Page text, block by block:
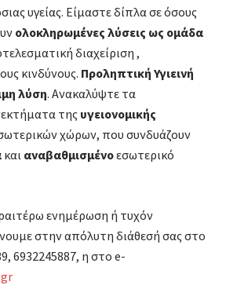
υγείας. Είμαστε δίπλα σε όσους
ολοκληρωμένες λύσεις ως ομάδα
διαχείριση ,
κινδύνους. Προληπτική Υγιεινή
λύση. Ανακαλύψτε τα
της υγειονομικής
χώρων, που συνδυάζουν
και αναβαθμισμένοεσωτερικό
ενημέρωση ή τυχόν
στην απόλυτη διάθεσή σας στο
6932245887, η στο e-